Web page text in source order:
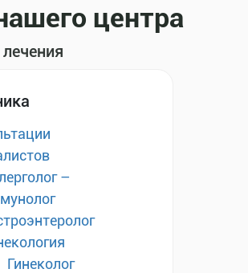
центра
–
Гинеколог